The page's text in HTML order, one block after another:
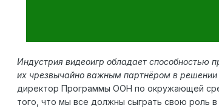
Индустрия видеоигр обладает способностью
их чрезвычайно важным партнёром в
директор Программы ООН по окружающей
того, что мы все должны сыграть свою роль